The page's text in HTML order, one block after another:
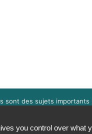
sont des sujets
you control over what